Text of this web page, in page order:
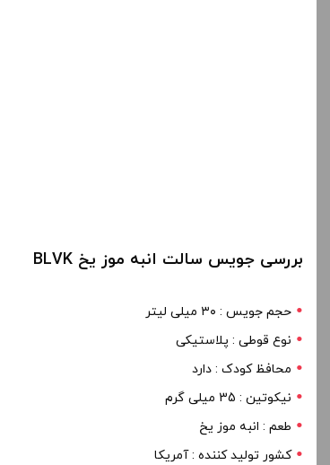
بررسی جویس سالت انبه موز یخ BLVK
حجم جویس : ۳۰ میلی لیتر
نوع قوطی : پلاستیکی
محافظ کودک : دارد
نیکوتین : 35 میلی گرم
طعم : انبه موز یخ
کشور تولید کننده : آمریکا